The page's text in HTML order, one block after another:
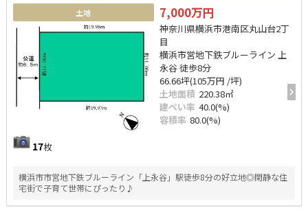
土地
17枚
7,000万円
神奈川県横浜市港南区丸山台2丁
目
横浜市営地下鉄ブルーライン 上
永谷 徒歩8分
66.66坪(105万円 /坪)
土地面積 220.38㎡
建ぺい率 40.0(%)
容積率 80.0(%)
横浜市市営地下鉄ブルーライン「上永谷」駅徒歩8分の好立地◎閑静な住
宅街で子育て世帯にぴったり♪